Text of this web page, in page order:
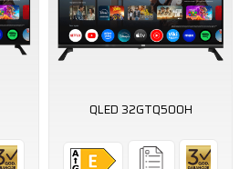
QLED 32GTQ500H